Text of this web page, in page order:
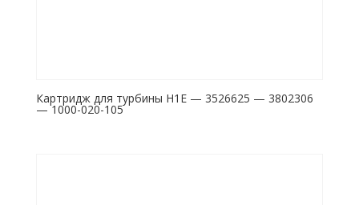
Картридж для турбины H1E — 3526625 — 3802306
— 1000-020-105